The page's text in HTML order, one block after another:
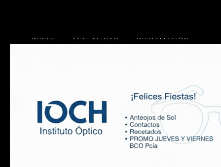
INICIO ACTUALIDAD INFORMACIÓN
Copyright 2025 Nuestra Gente.